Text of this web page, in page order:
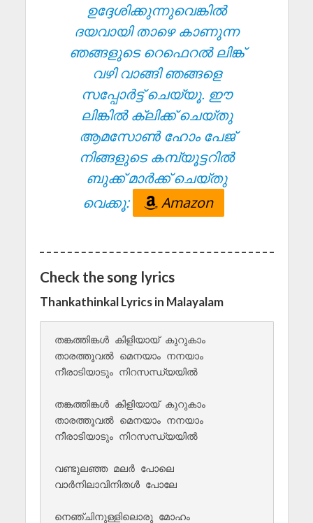
ഉദ്ദേശിക്കുന്നുവെങ്കിൽ
ദയവായി താഴെ കാണുന്ന
ഞങ്ങളുടെ റെഫെറൽ ലിങ്ക്
വഴി വാങ്ങി ഞങ്ങളെ
സപ്പോർട്ട് ചെയ്യൂ. ഈ
ലിങ്കിൽ ക്ലിക്ക് ചെയ്തു
ആമസോൺ ഹോം പേജ്
നിങ്ങളുടെ കമ്പ്യൂട്ടറിൽ
ബുക്ക് മാർക്ക് ചെയ്തു
വെക്കൂ:
Amazon
Check the song lyrics
Thankathinkal Lyrics in Malayalam
തങ്കത്തിങ്കള്‍‌ കിളിയായ് കുറുകാം
താരത്തൂവല്‍ മെനയാം നനയാം
നീരാടിയാടും നിറസന്ധ്യയില്‍
തങ്കത്തിങ്കള്‍‌ കിളിയായ് കുറുകാം
താരത്തൂവല്‍ മെനയാം നനയാം
നീരാടിയാടും നിറസന്ധ്യയില്‍
വണ്ടുലഞ്ഞ മലര്‍ പോലെ
വാര്‍നിലാവിനിതള്‍ പോലേ
നെഞ്ചിനുള്ളിലൊരു മോഹം